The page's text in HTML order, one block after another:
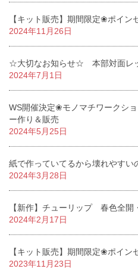
【キット販売】期間限定❀ポイン
2024年11月26日
☆大切なお知らせ☆ 本部対面レッ
2024年7月1日
WS開催決定❀モノマチワークシ
ー作り＆販売
2024年5月25日
紙で作っていてるから壊れやすい
2024年3月28日
【新作】チューリップ 春色全開
2024年2月17日
【キット販売】期間限定❀ポイン
2023年11月23日